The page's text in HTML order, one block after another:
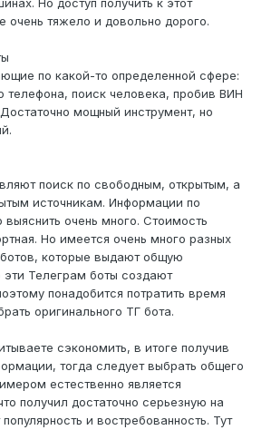
Но доступ получить к этот
очень тяжело и довольно дорого.
по какой-то определенной сфере:
телефона, поиск человека, пробив ВИН
мощный инструмент, но
поиск по свободным, открытым, а
источникам. Информации по
выяснить очень много. Стоимость
Но имеется очень много разных
которые выдают общую
Телеграм боты создают
понадобится потратить время
оригинального ТГ бота.
сэкономить, в итоге получив
тогда следует выбрать общего
естественно является
получил достаточно серьезную на
и востребованность. Тут